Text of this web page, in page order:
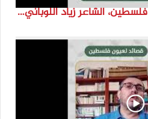
انتماء2021: قصائد لعيون فلسطين، الشاعر زياد اللوباني، الاردن